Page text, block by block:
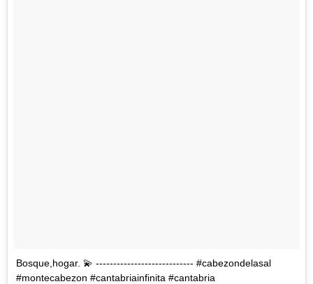
Bosque,hogar. 💫 ---------------------------- #cabezondelasal
#montecabezon #cantabriainfinita #cantabria